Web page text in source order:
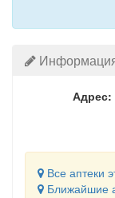
Адрес:
Все аптеки
Ближайшие